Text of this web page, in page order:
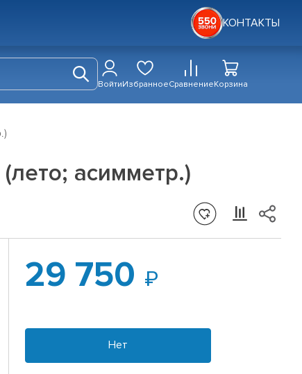
КОНТАКТЫ
ВойтиИзбранноеСравнениеКорзина
асимметр.)
29 750
Нет